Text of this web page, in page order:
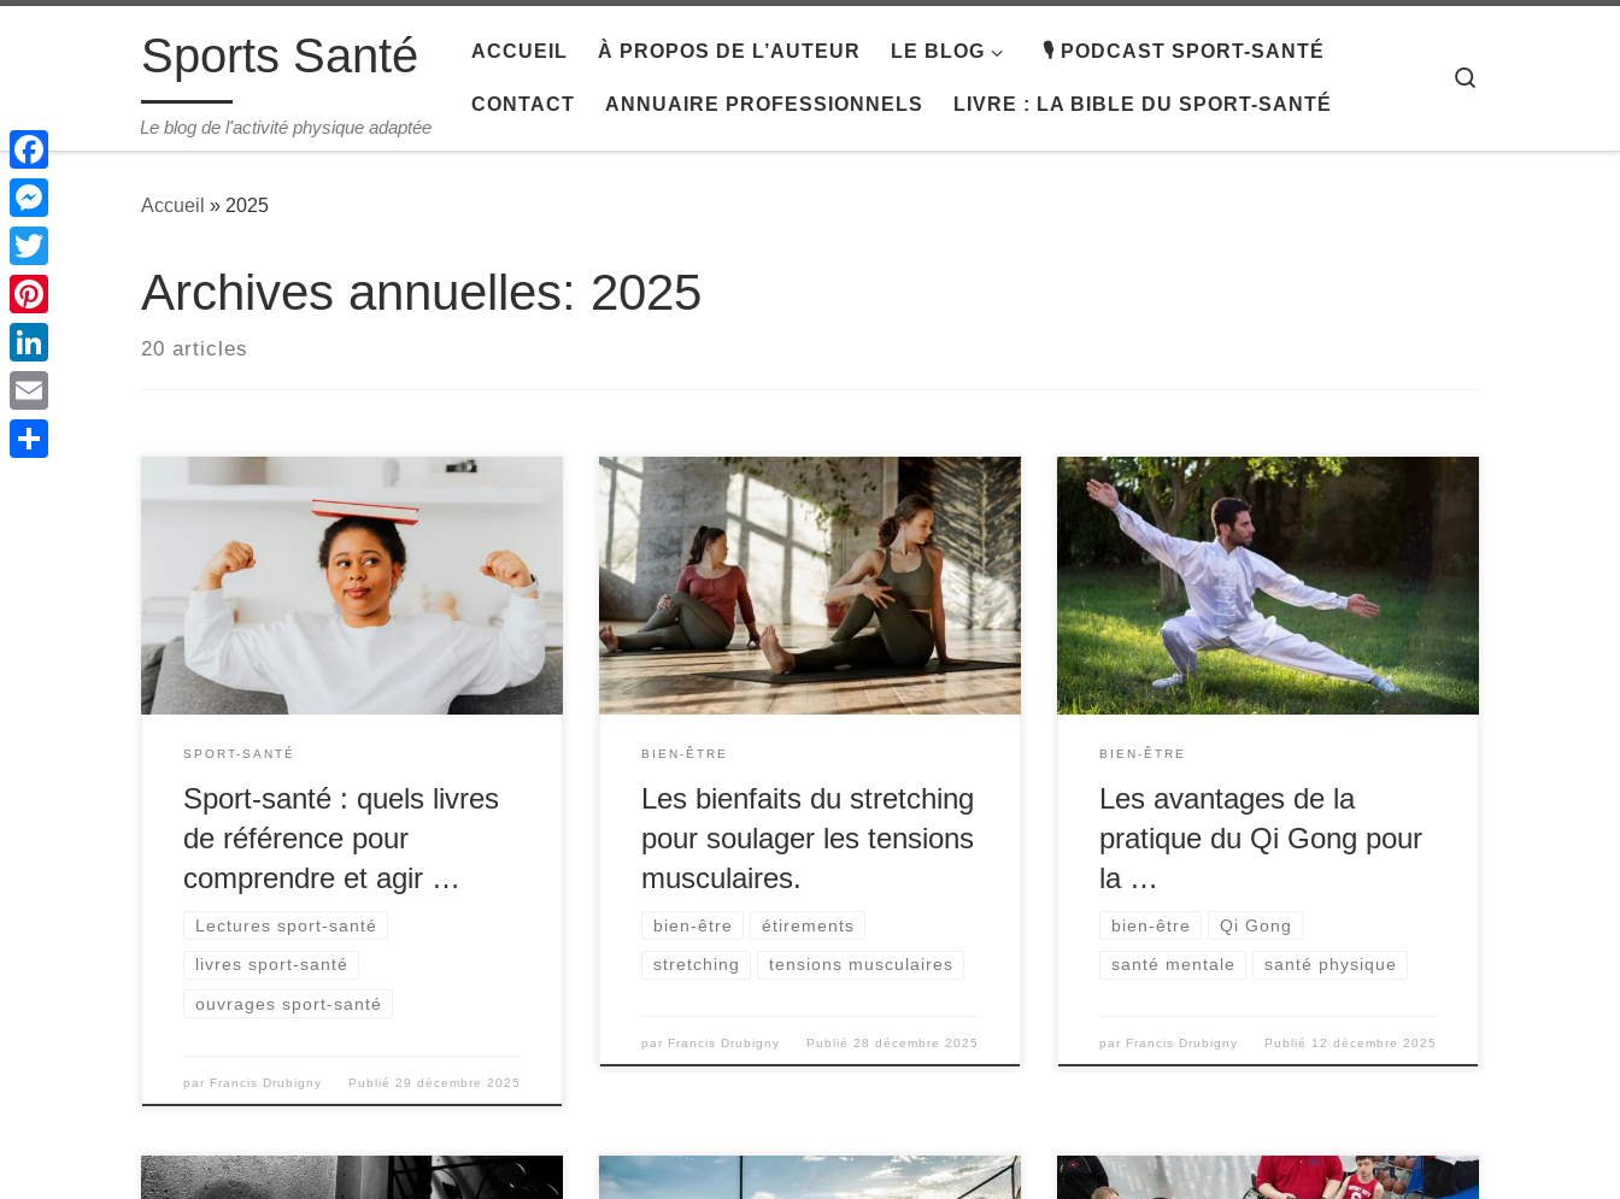
Passer au contenuSports Santé
Le blog de l'activité physique adaptée
ACCUEIL À PROPOS DE L’AUTEUR LE BLOG 🎙️ PODCAST SPORT-SANTÉ
CONTACT ANNUAIRE PROFESSIONNELS LIVRE : LA BIBLE DU SPORT-SANTÉ
Accueil » 2025
Archives annuelles: 2025
20 articles
Le sport-santé occupe aujourd’hui une place
centrale dans les politiques de santé publique,
les stratégies de prévention et les pratiques
professionnelles de terrain. Face à la
sédentarité, au vieillissement de la population
et à l’augmentation des maladies chroniques,
l’activité physique est reconnue comme un
levier majeur de bien-être et de […]
SPORT-SANTÉ
Sport-santé : quels livres
de référence pour
comprendre et agir …
Lectures sport-santé
livres sport-santé
ouvrages sport-santé
par Francis Drubigny Publié29 décembre 2025
Dans notre vie quotidienne, les tensions
musculaires sont devenues un problème
courant, souvent causées par des heures
passées assis devant un ordinateur, des
postures inadéquates, ou encore le stress. Ces
tensions, si elles ne sont pas prises en charge,
peuvent entraîner des douleurs chroniques et
une diminution de la qualité […]
BIEN-ÊTRE
Les bienfaits du stretching
pour soulager les tensions
musculaires.
bien-être étirements
stretching tensions musculaires
par Francis Drubigny Publié28 décembre 2025
Le Qi Gong, souvent décrit comme une
gymnastique douce associant mouvements
lents, respiration contrôlée et méditation, est
une pratique ancienne originaire de Chine. Le
terme « Qi » fait référence à l’énergie vitale qui
circule dans le corps, tandis que « Gong »
signifie travail ou maîtrise. Ensemble, le Qi
Gong est l’art de […]
BIEN-ÊTRE
Les avantages de la
pratique du Qi Gong pour
la …
bien-être Qi Gong
santé mentale santé physique
par Francis Drubigny Publié 12 décembre 2025
Facebook
Messenger
Twitter
Pinterest
LinkedIn
Email